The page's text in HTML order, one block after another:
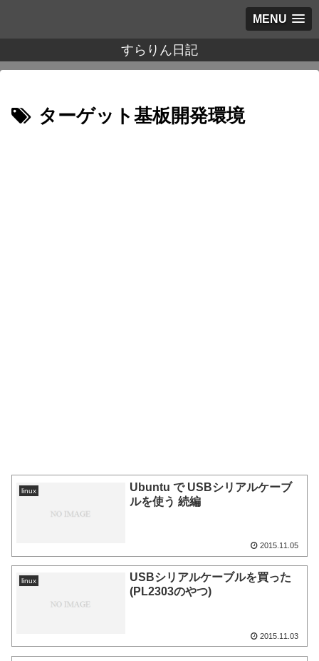
MENU
すらりん日記
ターゲット基板開発環境
linux
Ubuntu で USBシリアルケーブ
ルを使う 続編
2015.11.05
linux
USBシリアルケーブルを買った
(PL2303のやつ)
2015.11.03